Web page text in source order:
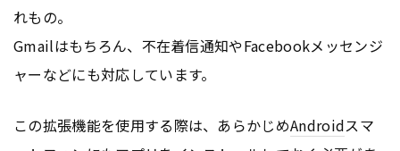
れもの。
Gmailはもちろん、不在着信通知やFacebookメッセンジ
ャーなどにも対応しています。
この拡張機能を使用する際は、あらかじめAndroidスマ